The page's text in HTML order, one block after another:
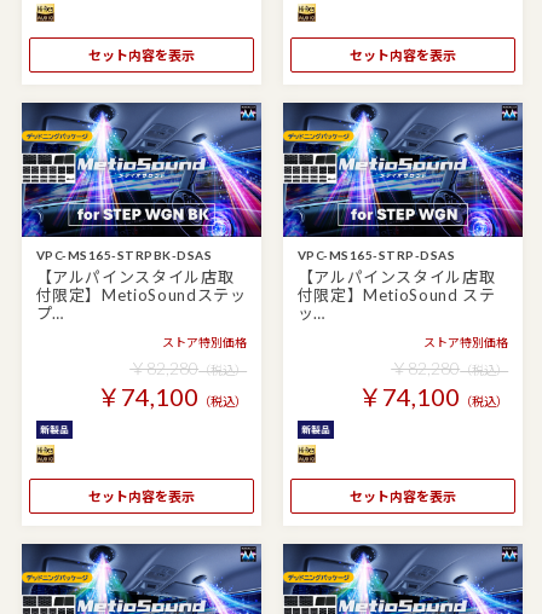
セット内容を表示 セット内容を表示
VPC-MS165-STRPBK-DSAS
【アルパインスタイル店取
付限定】MetioSoundステッ
プ…
ストア特別価格
￥82,280（税込）
￥74,100 （税込）
セット内容を表示
VPC-MS165-STRP-DSAS
【アルパインスタイル店取
付限定】MetioSound ステ
ッ…
ストア特別価格
￥82,280（税込）
￥74,100 （税込）
セット内容を表示